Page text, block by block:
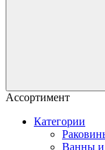
Ассортимент
Категории
Ванны